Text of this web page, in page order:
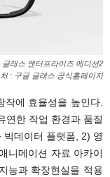
글래스 엔터프라이즈 에디션2
: 구글 글래스 공식홈페이지
에 효율성을 높인다.
연한 작업 환경과 품질
데이터 플랫폼, 2) 영
니메이션 자료 아카이
능과 확장현실을 적용